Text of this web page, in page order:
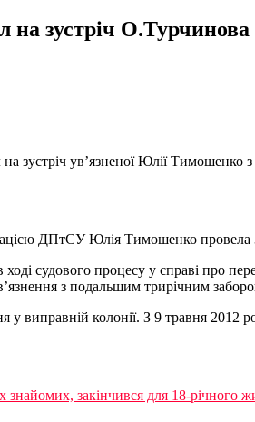
на зустріч
на зустріч ув’язненої Юлії
ДПтСУ Юлія Тимошенко провела
судового процесу у справі про
з подальшим трирічним
у виправній колонії. З 9 травня
знайомих, закінчився для 18-